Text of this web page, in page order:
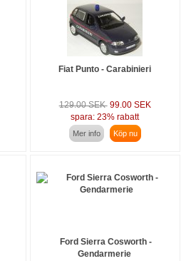
Fiat Punto - Carabinieri
129.00 SEK 99.00 SEK
spara: 23% rabatt
Mer info
Köp nu
Ford Sierra Cosworth -
Gendarmerie